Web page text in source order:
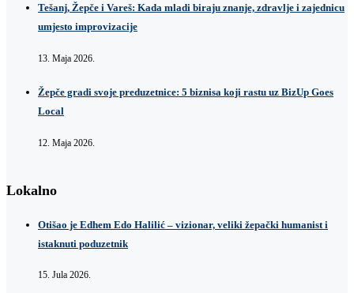
Tešanj, Žepče i Vareš: Kada mladi biraju znanje, zdravlje i zajednicu
umjesto improvizacije
13. Maja 2026.
Žepče gradi svoje preduzetnice: 5 biznisa koji rastu uz BizUp Goes
Local
12. Maja 2026.
Lokalno
Otišao je Edhem Edo Halilić – vizionar, veliki žepački humanist i
istaknuti poduzetnik
15. Jula 2026.